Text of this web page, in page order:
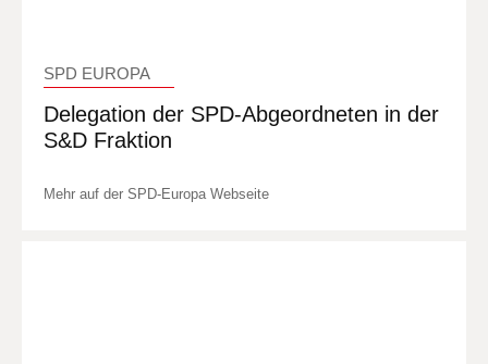
SPD EUROPA
Delegation der SPD-Abgeordneten in der
S&D Fraktion
Mehr auf der SPD-Europa Webseite